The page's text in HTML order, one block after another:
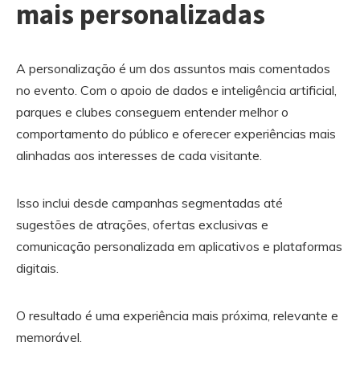
mais personalizadas
A personalização é um dos assuntos mais comentados
no evento. Com o apoio de dados e inteligência artificial,
parques e clubes conseguem entender melhor o
comportamento do público e oferecer experiências mais
alinhadas aos interesses de cada visitante.
Isso inclui desde campanhas segmentadas até
sugestões de atrações, ofertas exclusivas e
comunicação personalizada em aplicativos e plataformas
digitais.
O resultado é uma experiência mais próxima, relevante e
memorável.